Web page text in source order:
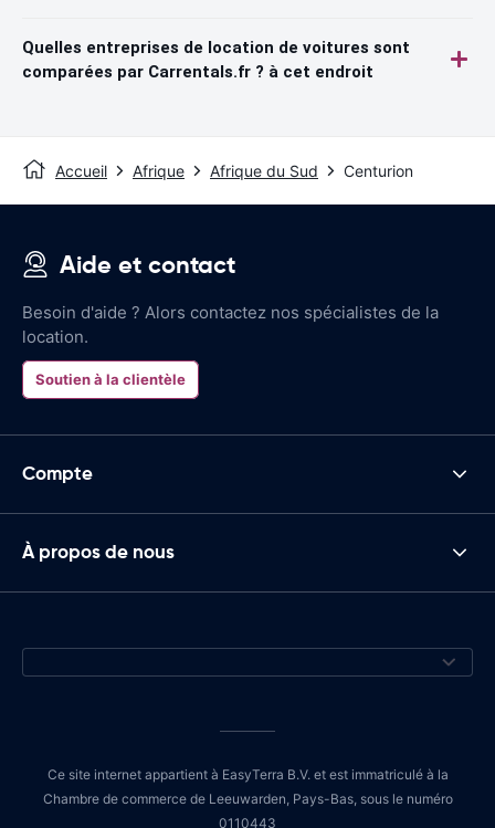
Quelles entreprises de location de voitures sont
comparées par Carrentals.fr ? à cet endroit
Accueil Afrique Afrique du Sud Centurion
Aide et contact
Besoin d'aide ? Alors contactez nos spécialistes de la
location.
Soutien à la clientèle
Compte
À propos de nous
Ce site internet appartient à EasyTerra B.V. et est immatriculé à la
Chambre de commerce de Leeuwarden, Pays-Bas, sous le numéro
0110443